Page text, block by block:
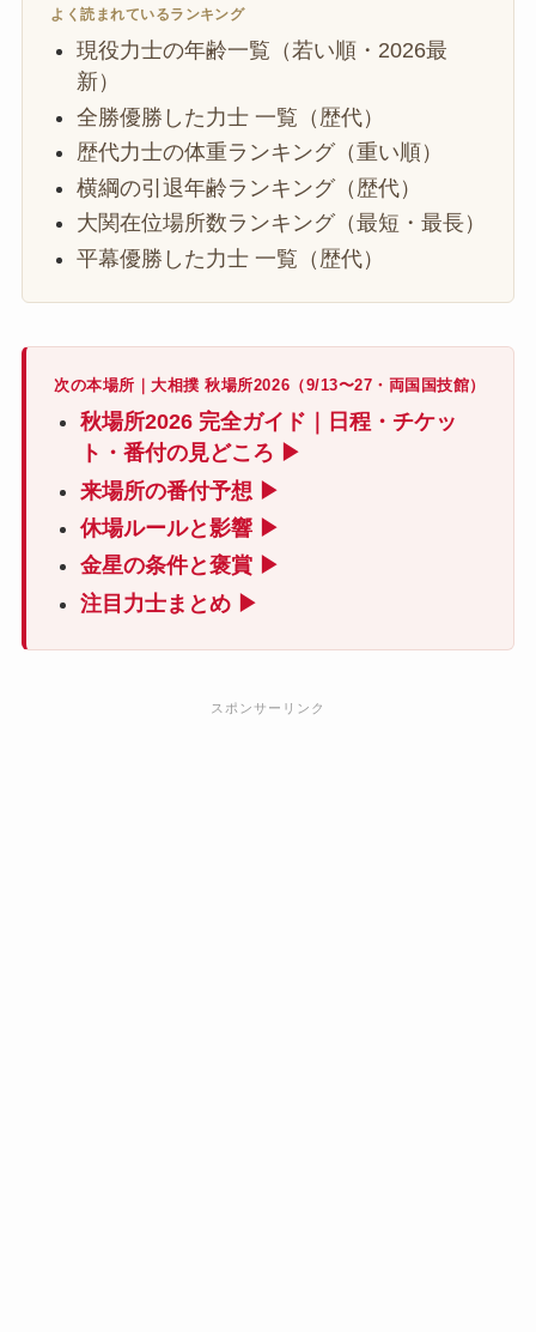
よく読まれているランキング
現役力士の年齢一覧（若い順・2026最
新）
全勝優勝した力士 一覧（歴代）
歴代力士の体重ランキング（重い順）
横綱の引退年齢ランキング（歴代）
大関在位場所数ランキング（最短・最長）
平幕優勝した力士 一覧（歴代）
次の本場所｜大相撲 秋場所2026（9/13〜27・両国国技館）
秋場所2026 完全ガイド｜日程・チケッ
ト・番付の見どころ ▶
来場所の番付予想 ▶
休場ルールと影響 ▶
金星の条件と褒賞 ▶
注目力士まとめ ▶
スポンサーリンク